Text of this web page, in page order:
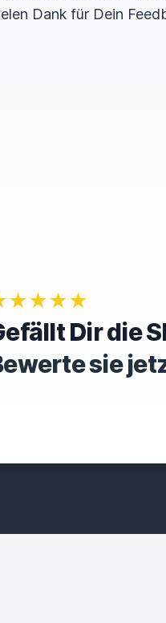
Dank für Dein
Dir die
sie